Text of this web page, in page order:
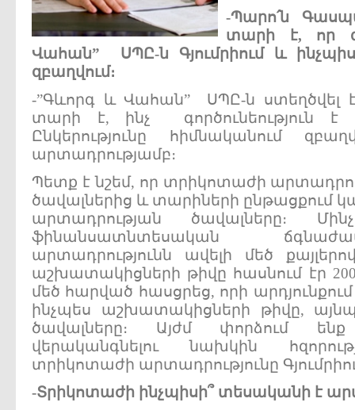
-Պարո՛ն
տարի
է, որ
Վահան” ՍՊԸ-ն Գյումրիում և
զբաղվում։
-”Գևորգ և Վահան” ՍՊԸ-ն ստեղծվել է
տարի է, ինչ գործունեություն է
Ընկերությունը հիմնականում
արտադրությամբ։
Պետք է նշեմ, որ տրիկոտաժի
ծավալներից և տարիների ընթացքում
արտադրության ծավալները։
ֆինանսատնտեսական
արտադրությունն ավելի մեծ
աշխատակիցների թիվը հասնում էր
մեծ հարված հասցրեց, որի
ինչպես աշխատակիցների թիվը,
ծավալները։ Այժմ փորձում ենք
վերականգնելու նախկին
տրիկոտաժի արտադրությունը
-Տրիկոտաժի ինչպիսի՞ տեսականի է